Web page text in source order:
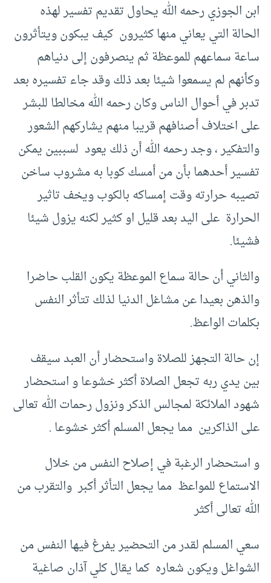
ابن الجوزي رحمه الله يحاول تقديم تفسير لهذه
الحالة التي يعاني منها كثيرون كيف يبكون ويتأثرون
ساعة سماعهم للموعظة ثم ينصرفون إلى دنياهم
وكأنهم لم يسمعوا شيئا بعد ذلك وقد جاء تفسيره بعد
تدبر في أحوال الناس وكان رحمه الله مخالطا للبشر
على اختلاف أصنافهم قريبا منهم يشاركهم الشعور
والتفكير ، وجد رحمه الله أن ذلك يعود لسببين يمكن
تفسير أحدهما بأن من أمسك كوبا به مشروب ساخن
تصيبه حرارته وقت إمساكه بالكوب ويخف تاثير
الحرارة على اليد بعد قليل او كثير لكنه يزول شيئا
فشيئا.
والثاني أن حالة سماع الموعظة يكون القلب حاضرا
والذهن بعيدا عن مشاغل الدنيا لذلك تتأثر النفس
بكلمات الواعظ.
إن حالة التجهز للصلاة واستحضار أن العبد سيقف
بين يدي ربه تجعل الصلاة أكثر خشوعا و استحضار
شهود الملائكة لمجالس الذكر ونزول رحمات الله تعالى
على الذاكرين مما يجعل المسلم أكثر خشوعا .
و استحضار الرغبة في إصلاح النفس من خلال
الاستماع للمواعظ مما يجعل التأثر أكبر والتقرب من
الله تعالى أكثر
سعي المسلم لقدر من التحضير يفرغ فيها النفس من
الشواغل ويكون شعاره كما يقال كلي آذان صاغية